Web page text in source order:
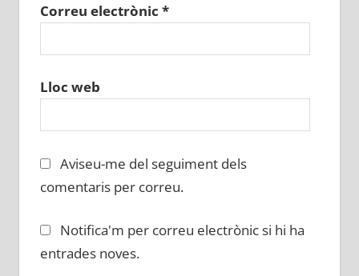
Correu electrònic *
Lloc web
Aviseu-me del seguiment dels
comentaris per correu.
Notifica'm per correu electrònic si hi ha
entrades noves.